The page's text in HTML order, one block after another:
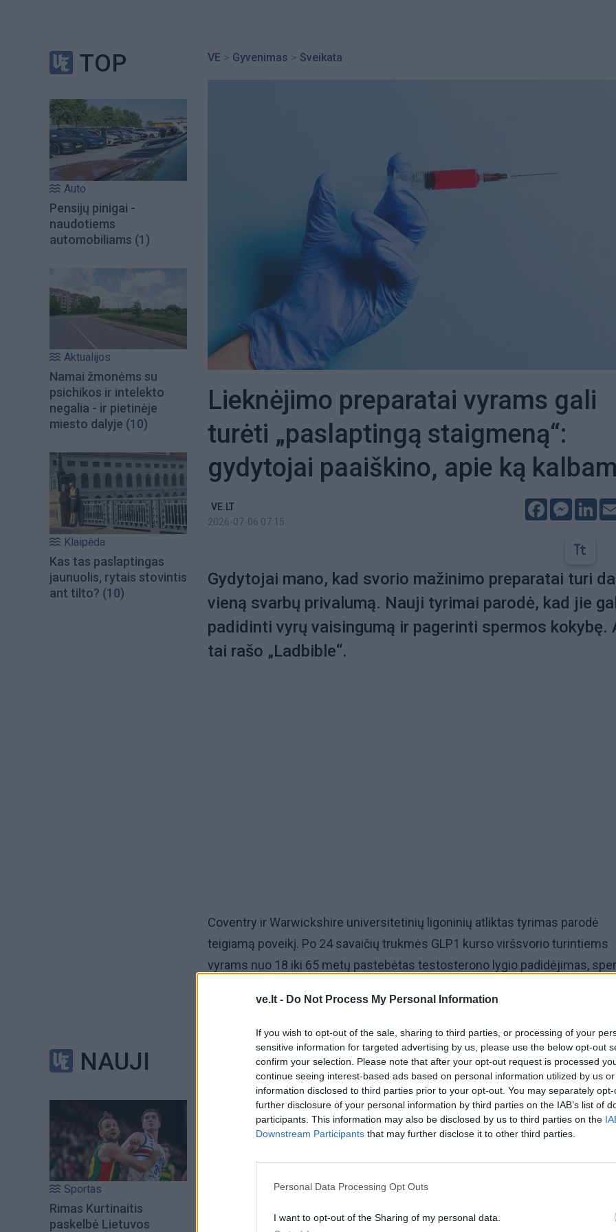
ve.lt - Do Not Process My Personal Information
If you wish to opt-out of the sale, sharing to third parties, or processing of your
sensitive information for targeted advertising by us, please use the below opt-out
confirm your selection. Please note that after your opt-out request is processed
continue seeing interest-based ads based on personal information utilized by us
information disclosed to third parties prior to your opt-out. You may separately
further disclosure of your personal information by third parties on the IAB’s list of
participants. This information may also be disclosed by us to third parties on the
Downstream Participants that may further disclose it to other third parties.
Personal Data Processing Opt Outs
I want to opt-out of the Sharing of my personal data.
TOP
Auto
Pensijų pinigai -
naudotiems
automobiliams (1)
Aktualijos
Namai žmonėms su
psichikos ir intelekto
negalia - ir pietinėje
miesto dalyje (10)
Klaipėda
Kas tas paslaptingas
jaunuolis, rytais stovintis
ant tilto? (10)
NAUJI
Sportas
Rimas Kurtinaitis
paskelbė Lietuvos
VE > Gyvenimas > Sveikata
Lieknėjimo preparatai vyrams gali
turėti „paslaptingą staigmeną“:
gydytojai paaiškino, apie ką
VE.LT
2026-07-06 07:15
Facebook
Gydytojai mano, kad svorio mažinimo preparatai turi
vieną svarbų privalumą. Nauji tyrimai parodė, kad jie
padidinti vyrų vaisingumą ir pagerinti spermos kokybę.
tai rašo „Ladbible“.
Coventry ir Warwickshire universitetinių ligoninių atliktas tyrimas parodė
teigiamą poveikį. Po 24 savaičių trukmės GLP1 kurso viršsvorio turintiems
vyrams nuo 18 iki 65 metų pastebėtas testosterono lygio padidėjimas,
hormoninę funkciją, įskaitant testosterono lygį. Graikiniai riešutai taip pat
daug omega3, tačiau būtent GLP1 agonistai demonstruoja tokį poveikį.
Daktarė Natesh pažymėjo, kad jei tolimesni tyrimai patvirtins šiuos
GLP1 preparatai gali tapti alternatyva pakaitinei testosterono terapijai, kuri
Ekspertai pabrėžia, kad tyrimas buvo atliktas tik su vyrais, turinčiais didelį